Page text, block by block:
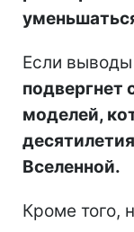
Если
подвергнет
моделей,
Вселенной.
Кроме того,